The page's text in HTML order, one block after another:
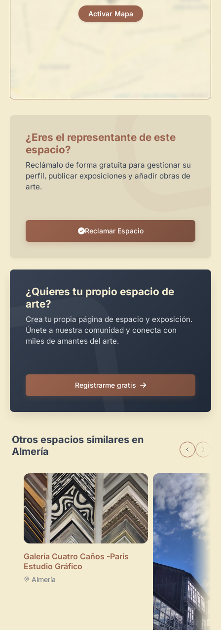
Activar Mapa
¿Eres el representante de este
espacio?
Reclámalo de forma gratuita para gestionar su
perfil, publicar exposiciones y añadir obras de
arte.
Reclamar Espacio
¿Quieres tu propio espacio de
arte?
Crea tu propia página de espacio y exposición.
Únete a nuestra comunidad y conecta con
miles de amantes del arte.
Registrarme gratis
Otros espacios similares en
Almería
Galería Cuatro Caños -París
Estudio Gráfico
Almería
estrena su nuevoPanel de Usuario
Recibe y responde mensajes
Crear cuenta y abrir mi Panel Explorar obras